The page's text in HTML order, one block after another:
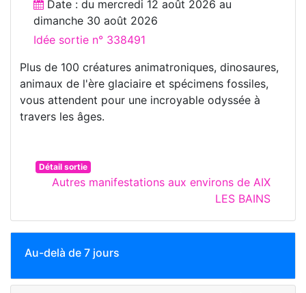
Date : du mercredi 12 août 2026 au
dimanche 30 août 2026
Idée sortie n° 338491
Plus de 100 créatures animatroniques, dinosaures,
animaux de l'ère glaciaire et spécimens fossiles,
vous attendent pour une incroyable odyssée à
travers les âges.
Détail sortie
Autres manifestations aux environs de AIX
LES BAINS
Au-delà de 7 jours